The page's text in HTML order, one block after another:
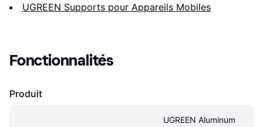
UGREEN Supports pour Appareils Mobiles
Fonctionnalités
Produit
UGREEN Aluminum